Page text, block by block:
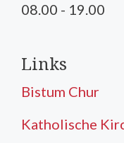
08.00 - 19.00
Links
Bistum Chur
Katholische